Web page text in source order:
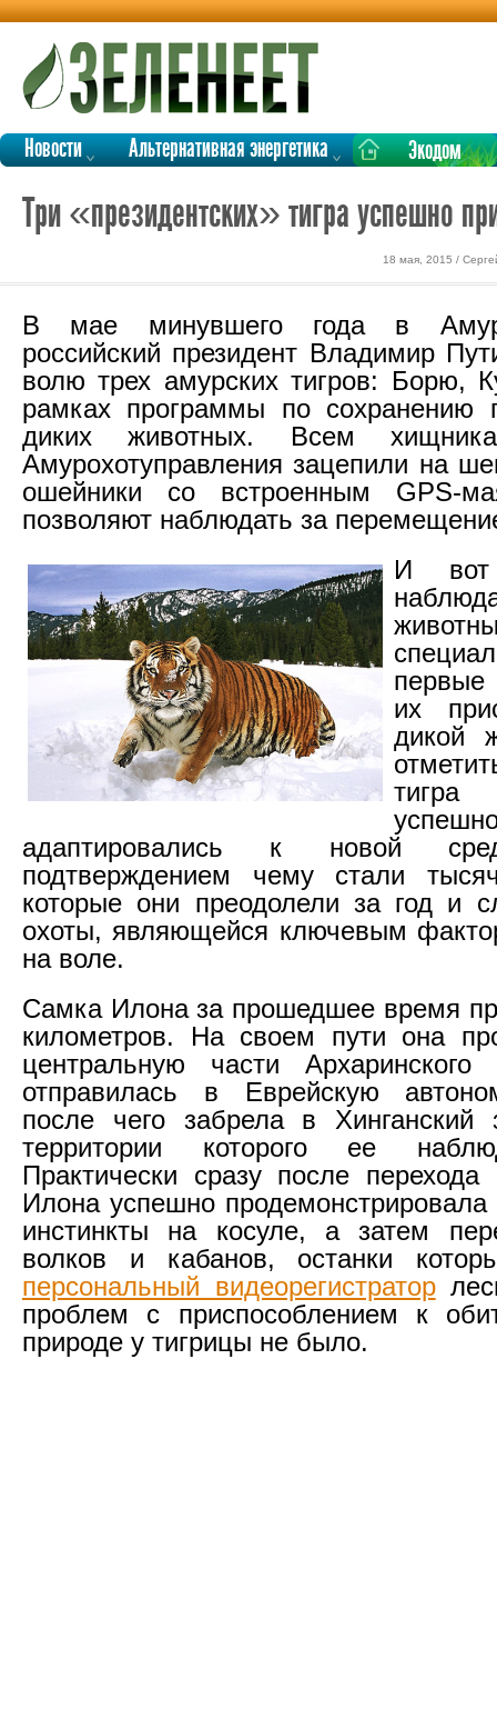
Новости Альтернативная энергетика Экодом
Три «президентских» тигра успешно
18 мая, 2015 /
В мае минувшего года в
российский президент Владимир
волю трех амурских тигров: Борю,
рамках программы по сохранению
диких животных. Всем
Амурохотуправления зацепили на
ошейники со встроенным GPS-
позволяют наблюдать за
И вот
первые
их
дикой
тигра
адаптировались к новой
подтверждением чему стали
которые они преодолели за год и
охоты, являющейся ключевым
на воле.
Самка Илона за прошедшее время
километров. На своем пути она
центральную части
отправилась в Еврейскую
после чего забрела в Хинганский
территории которого ее
Практически сразу после
Илона успешно продемонстрировала
инстинкты на косуле, а затем
волков и кабанов, останки
персональный видеорегистратор
проблем с приспособлением к
природе у тигрицы не было.